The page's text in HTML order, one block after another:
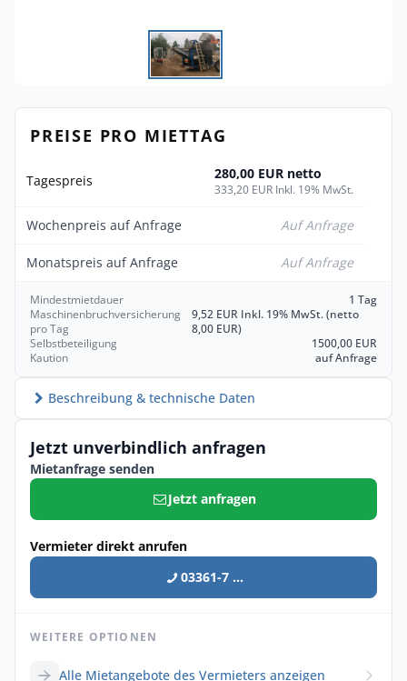
PREISE PRO MIETTAG
Tagespreis 280,00 EUR netto
333,20 EUR Inkl. 19% MwSt.
Wochenpreis auf Anfrage Auf Anfrage
Monatspreis auf Anfrage Auf Anfrage
Mindestmietdauer
1 Tag
Maschinenbruchversicherung
pro Tag
9,52 EUR Inkl. 19% MwSt. (netto
8,00 EUR)
Selbstbeteiligung
1500,00 EUR
Kaution
auf Anfrage
Beschreibung & technische Daten
Jetzt unverbindlich anfragen
Mietanfrage senden
Jetzt anfragen
Vermieter direkt anrufen
03361-7 ...
WEITERE OPTIONEN
Alle Mietangebote des Vermieters anzeigen